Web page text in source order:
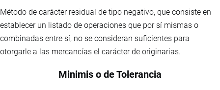
Método de carácter residual de tipo negativo, que consiste en
establecer un listado de operaciones que por sí mismas o
combinadas entre sí, no se consideran suficientes para
otorgarle a las mercancías el carácter de originarias.
Minimis o de Tolerancia